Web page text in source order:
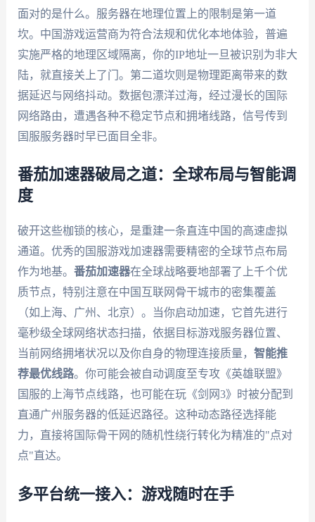
面对的是什么。服务器在地理位置上的限制是第一道
坎。中国游戏运营商为符合法规和优化本地体验，普遍
实施严格的地理区域隔离，你的IP地址一旦被识别为非大
陆，就直接关上了门。第二道坎则是物理距离带来的数
据延迟与网络抖动。数据包漂洋过海，经过漫长的国际
网络路由，遭遇各种不稳定节点和拥堵线路，信号传到
国服服务器时早已面目全非。
番茄加速器破局之道：全球布局与智能调
度
破开这些枷锁的核心，是重建一条直连中国的高速虚拟
通道。优秀的国服游戏加速器需要精密的全球节点布局
作为地基。 番茄加速器在全球战略要地部署了上千个优
质节点，特别注意在中国互联网骨干城市的密集覆盖
（如上海、广州、北京）。当你启动加速，它首先进行
毫秒级全球网络状态扫描，依据目标游戏服务器位置、
当前网络拥堵状况以及你自身的物理连接质量， 智能推
荐最优线路。你可能会被自动调度至专攻《英雄联盟》
国服的上海节点线路，也可能在玩《剑网3》时被分配到
直通广州服务器的低延迟路径。这种动态路径选择能
力，直接将国际骨干网的随机性绕行转化为精准的"点对
点"直达。
多平台统一接入：游戏随时在手